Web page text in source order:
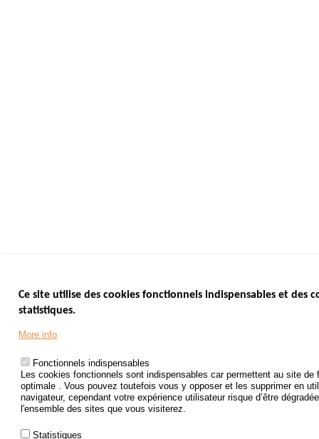
Ce site utilise des cookies fonctionnels indispensables et des
statistiques.
More info
Fonctionnels indispensables
Les cookies fonctionnels sont indispensables car permettent au site de
optimale . Vous pouvez toutefois vous y opposer et les supprimer en
navigateur, cependant votre expérience utilisateur risque d’être
l'ensemble des sites que vous visiterez.
Statistiques